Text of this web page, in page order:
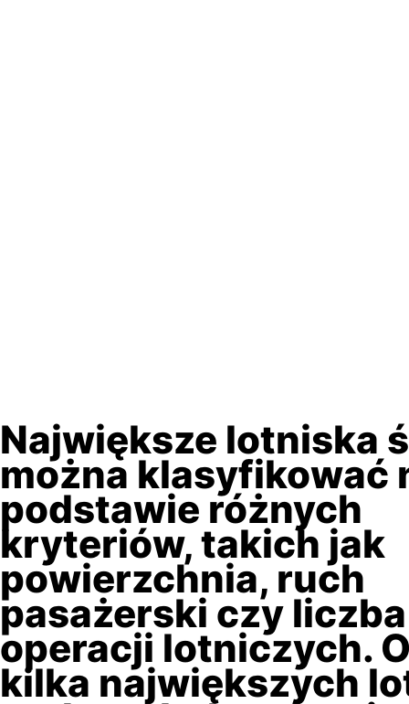
Największe lotniska
można klasyfikować
podstawie różnych
kryteriów, takich jak
powierzchnia, ruch
pasażerski czy liczba
operacji lotniczych.
kilka największych